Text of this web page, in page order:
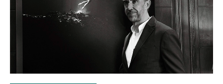
Gérants de fortune indépendants
Actualités